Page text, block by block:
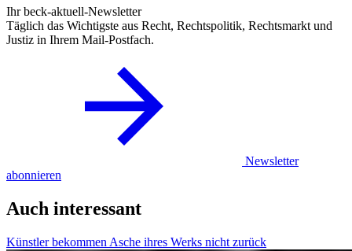
Ihr beck-aktuell-Newsletter
Täglich das Wichtigste aus Recht, Rechtspolitik, Rechtsmarkt und
Justiz in Ihrem Mail-Postfach.
Newsletter
abonnieren
Auch interessant
Künstler bekommen Asche ihres Werks nicht zurück